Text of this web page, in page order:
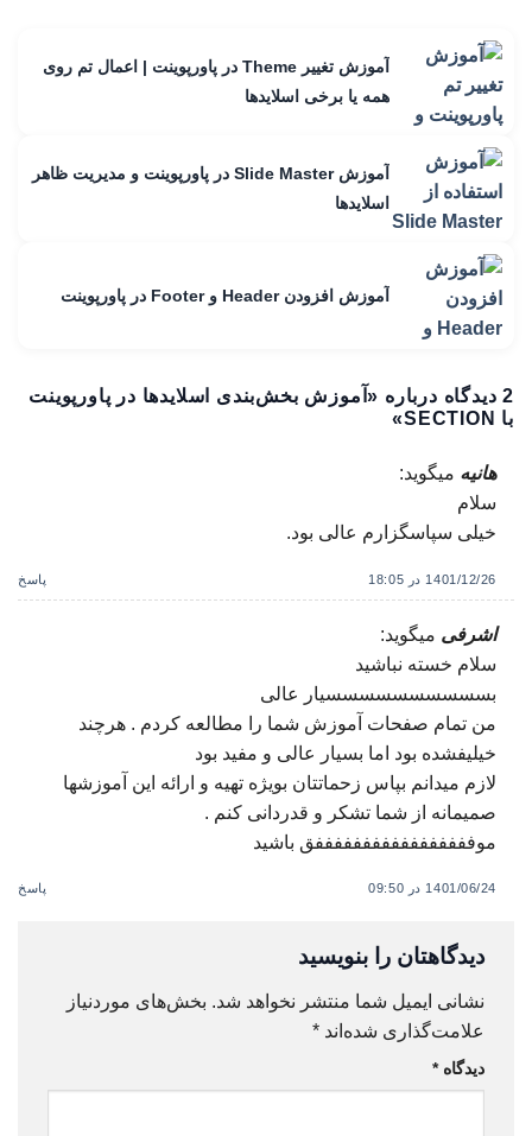
آموزش تغییر Theme در پاورپوینت | اعمال تم روی
همه یا برخی اسلایدها
آموزش Slide Master در پاورپوینت و مدیریت ظاهر
اسلایدها
آموزش افزودن Header و Footer در پاورپوینت
2 دیدگاه درباره «
آموزش بخش‌بندی اسلایدها در پاورپوینت
با SECTION
»
هانیه میگوید:
سلام
خیلی سپاسگزارم عالی بود.
1401/12/26 در 18:05 پاسخ
اشرفی میگوید:
سلام خسته نباشید
بسسسسسسسسسسیار عالی
من تمام صفحات آموزش شما را مطالعه کردم . هرچند
خیلیفشده بود اما بسیار عالی و مفید بود
لازم میدانم بپاس زحماتتان بویژه تهیه و ارائه این آموزشها
صمیمانه از شما تشکر و قدردانی کنم .
موفففففففففففففففففق باشید
1401/06/24 در 09:50 پاسخ
دیدگاهتان را بنویسید
نشانی ایمیل شما منتشر نخواهد شد. بخش‌های موردنیاز
علامت‌گذاری شده‌اند *
دیدگاه*